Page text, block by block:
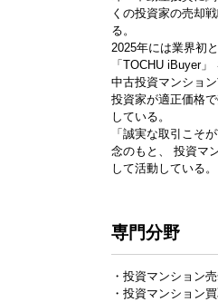
くの投資家の売却
る。
2025年には業界初
「TOCHU iBuyer」
中古投資マンショ
投資家が適正価格
している。
「誠実な取引こそ
念のもと、 投資マ
して活動している。
専門分野
・投資マンション
・投資マンション